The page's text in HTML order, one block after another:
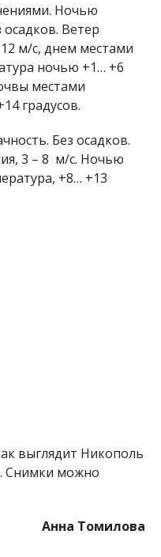
Ночью
Ветер
м/с, днем ​​местами
ночью +1… +6
местами
градусов.
Без осадков.
3 – 8 м/с. Ночью
+8… +13
выглядит Никополь
Снимки можно
Анна Томилова